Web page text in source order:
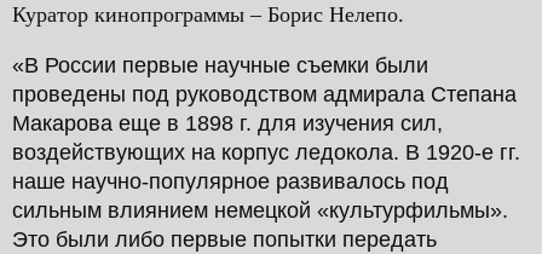
Куратор кинопрограммы – Борис Нелепо.
«В России первые научные съемки были
проведены под руководством адмирала Степана
Макарова еще в 1898 г. для изучения сил,
воздействующих на корпус ледокола. В 1920-е гг.
наше научно-популярное развивалось под
сильным влиянием немецкой «культурфильмы».
Это были либо первые попытки передать